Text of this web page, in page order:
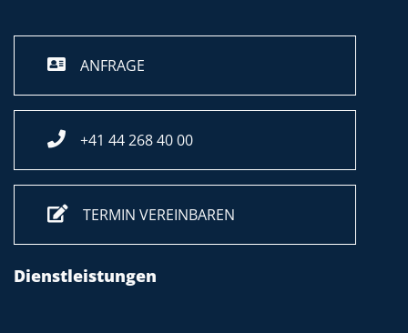
ANFRAGE
+41 44 268 40 00
TERMIN VEREINBAREN
Dienstleistungen